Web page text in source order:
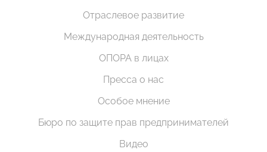
Отраслевое развитие
Международная деятельность
ОПОРА в лицах
Пресса о нас
Особое мнение
Бюро по защите прав предпринимателей
Видео